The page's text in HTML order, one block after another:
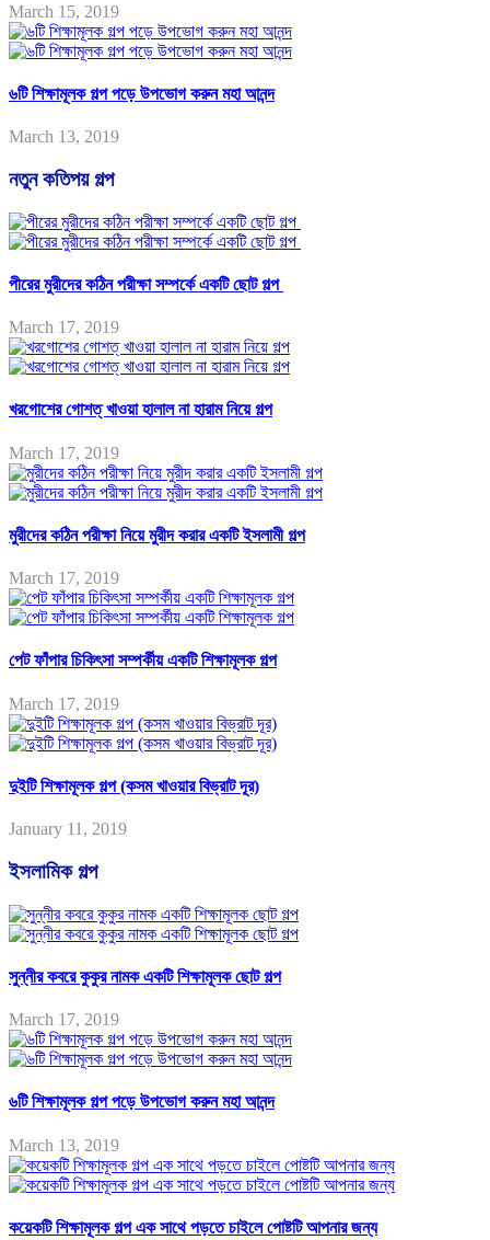
March 15, 2019
৬টি শিক্ষামূলক গল্প পড়ে উপভোগ করুন মহা আনন্দ
March 13, 2019
নতুন কতিপয় গল্প
পীরের মুরীদের কঠিন পরীক্ষা সম্পর্কে একটি ছোট গল্প
March 17, 2019
খরগোশের গোশত্ খাওয়া হালাল না হারাম নিয়ে গল্প
March 17, 2019
মুরীদের কঠিন পরীক্ষা নিয়ে মুরীদ করার একটি ইসলামী গল্প
March 17, 2019
পেট ফাঁপার চিকিৎসা সম্পর্কীয় একটি শিক্ষামূলক গল্প
March 17, 2019
দুইটি শিক্ষামূলক গল্প (কসম খাওয়ার বিভ্রাট দূর)
January 11, 2019
ইসলামিক গল্প
সুন্নীর কবরে কুকুর নামক একটি শিক্ষামূলক ছোট গল্প
March 17, 2019
৬টি শিক্ষামূলক গল্প পড়ে উপভোগ করুন মহা আনন্দ
March 13, 2019
কয়েকটি শিক্ষামূলক গল্প এক সাথে পড়তে চাইলে পোষ্টটি আপনার জন্য